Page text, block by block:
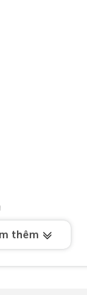
G1/2
thêm